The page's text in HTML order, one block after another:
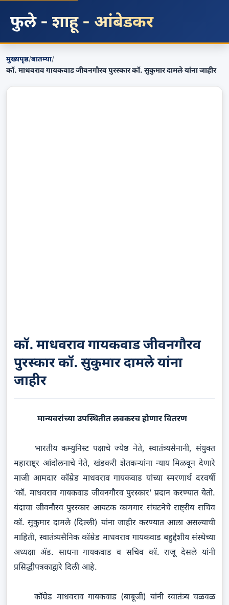
फुले - शाहू - आंबेडकर
मुख्यपृष्ठ/बातम्या/
कॉ. माधवराव गायकवाड जीवनगौरव पुरस्कार कॉ. सुकुमार दामले यांना जाहीर
कॉ. माधवराव गायकवाड जीवनगौरव
पुरस्कार कॉ. सुकुमार दामले यांना
जाहीर
मान्यवरांच्या उपस्थितीत लवकरच होणार वितरण
भारतीय कम्युनिस्ट पक्षाचे ज्येष्ठ नेते, स्वातंत्र्यसेनानी, संयुक्त
महाराष्ट्र आंदोलनाचे नेते, खंडकरी शेतकऱ्यांना न्याय मिळवून देणारे
माजी आमदार कॉम्रेड माधवराव गायकवाड यांच्या स्मरणार्थ दरवर्षी
‘कॉ. माधवराव गायकवाड जीवनगौरव पुरस्कार’ प्रदान करण्यात येतो.
यंदाचा जीवनौरव पुरस्कार आयटक कामगार संघटनेचे राष्ट्रीय सचिव
कॉ. सुकुमार दामले (दिल्ली) यांना जाहीर करण्यात आला असल्याची
माहिती, स्वातंत्र्यसैनिक कॉम्रेड माधवराव गायकवाड बहुद्देशीय संस्थेच्या
अध्यक्षा ॲड. साधना गायकवाड व सचिव कॉ. राजू देसले यांनी
प्रसिद्धीपत्रकाद्वारे दिली आहे.
कॉम्रेड माधवराव गायकवाड (बाबूजी) यांनी स्वातंत्र्य चळवळ